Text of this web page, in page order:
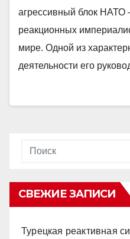
агрессивный блок
реакционных
мире. Одной из
деятельности его
СВЕЖИЕ ЗАПИСИ
Турецкая реактивная